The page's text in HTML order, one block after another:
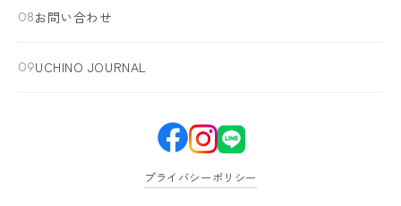
お問い合わせ
UCHINO JOURNAL
プライバシーポリシー